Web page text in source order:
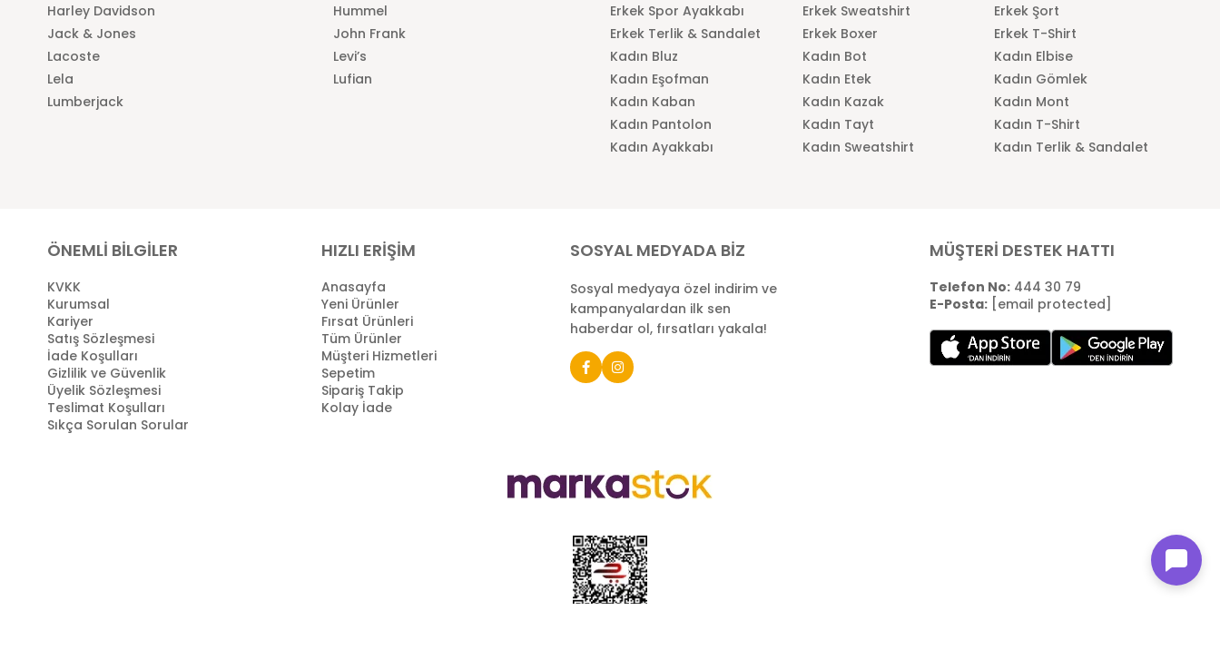
Harley Davidson
Hummel
Jack & Jones
John Frank
Lacoste
Levi’s
Lela
Lufian
Lumberjack
Erkek Spor Ayakkabı
Erkek Sweatshirt
Erkek Şort
Erkek Terlik & Sandalet
Erkek Boxer
Erkek T-Shirt
Kadın Bluz
Kadın Bot
Kadın Elbise
Kadın Eşofman
Kadın Etek
Kadın Gömlek
Kadın Kaban
Kadın Kazak
Kadın Mont
Kadın Pantolon
Kadın Tayt
Kadın T-Shirt
Kadın Ayakkabı
Kadın Sweatshirt Kadın Terlik & Sandalet
ÖNEMLİ BİLGİLER
KVKK
Kurumsal
Kariyer
Satış Sözleşmesi
İade Koşulları
Gizlilik ve Güvenlik
Üyelik Sözleşmesi
Teslimat Koşulları
Sıkça Sorulan Sorular
HIZLI ERİŞİM
Anasayfa
Yeni Ürünler
Fırsat Ürünleri
Tüm Ürünler
Müşteri Hizmetleri
Sepetim
Sipariş Takip
Kolay İade
SOSYAL MEDYADA BİZ
Sosyal medyaya özel indirim ve
kampanyalardan ilk sen
haberdar ol, fırsatları yakala!
MÜŞTERİ DESTEK HATTI
Telefon No:444 30 79
E-Posta: [email protected]